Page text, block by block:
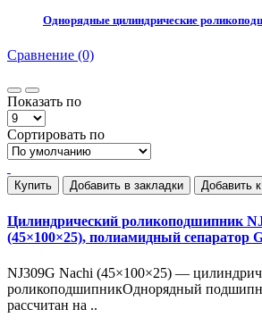
Однорядные цилиндрические
Сравнение (0)
Показать по
Сортировать по
Купить Добавить в закладки Добавить
Цилиндрический роликоподшипник
(45×100×25), полиамидный сепаратор
NJ309G Nachi (45×100×25) —
роликоподшипникОднорядный
рассчитан на ..